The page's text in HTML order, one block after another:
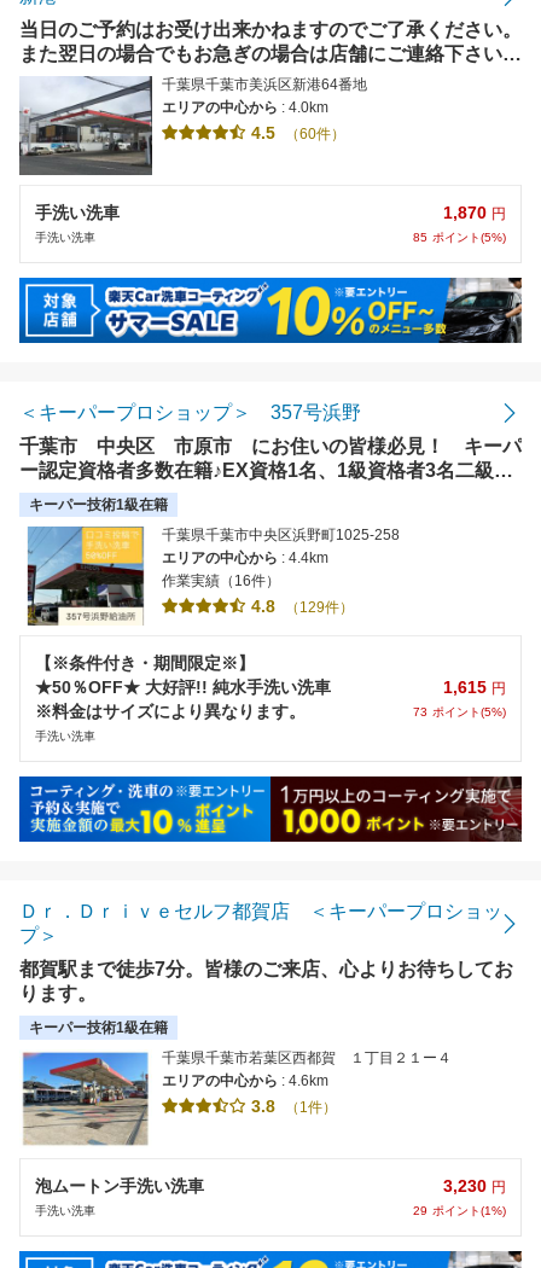
当日のご予約はお受け出来かねますのでご了承ください。
また翌日の場合でもお急ぎの場合は店舗にご連絡下さいま
すようお願い致します。千葉県千葉市美浜区新港64番地
エリアの中心から : 4.0km
4.5 （60件）
手洗い洗車
手洗い洗車
1,870 円
85 ポイント(5%)
＜キーパープロショップ＞ 357号浜野
千葉市 中央区 市原市 にお住いの皆様必見！ キーパ
ー認定資格者多数在籍♪EX資格1名、1級資格者3名二級資
格者2名、国家整備資格者在籍！キーパーラボにも負けな
い高い技術と品質とやさしさにこだわってお客様の大切な
お車を丁寧に仕上げます！
キーパー技術1級在籍
千葉県千葉市中央区浜野町1025-258
エリアの中心から : 4.4km
作業実績（16件）
4.8 （129件）
【※条件付き・期間限定※】
★50％OFF★ 大好評!! 純水手洗い洗車
※料金はサイズにより異なります。
手洗い洗車
1,615 円
73 ポイント(5%)
Ｄｒ．Ｄｒｉｖｅセルフ都賀店 ＜キーパープロショッ
プ＞
都賀駅まで徒歩7分。皆様のご来店、心よりお待ちしてお
ります。
キーパー技術1級在籍
千葉県千葉市若葉区西都賀 １丁目２１ー４
エリアの中心から : 4.6km
3.8 （1件）
泡ムートン手洗い洗車
手洗い洗車
3,230 円
29 ポイント(1%)